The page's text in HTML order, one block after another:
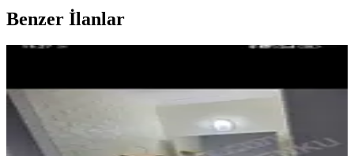
Benzer İlanlar
BALKONLU
Külliyesi Karşısı Satılık Daire
Ahlat, Selçuklu Mahallesi
159 m²·3. Kat 09.07.2026